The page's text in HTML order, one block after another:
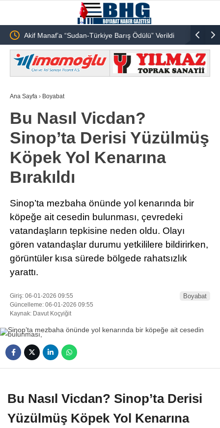
Türkiye Barış Ödülü” Verildi Emekli Öğretmen Ônder Gültekin
Ana Sayfa › Boyabat
Bu Nasıl Vicdan?
Sinop’ta Derisi Yüzülmüş
Köpek Yol Kenarına
Bırakıldı
Sinop’ta mezbaha önünde yol kenarında bir
köpeğe ait cesedin bulunması, çevredeki
vatandaşların tepkisine neden oldu. Olayı
gören vatandaşlar durumu yetkililere bildirirken,
görüntüler kısa sürede bölgede rahatsızlık
yarattı.
Giriş: 06-01-2026 09:55
Güncelleme: 06-01-2026 09:55
Kaynak: Davut Koçyiğit
Boyabat
Bu Nasıl Vicdan? Sinop’ta Derisi
Yüzülmüş Köpek Yol Kenarına